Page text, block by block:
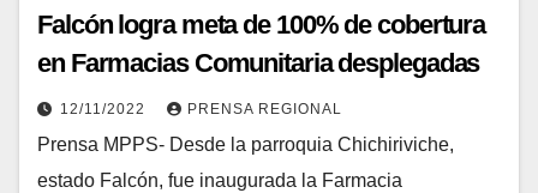
Falcón logra meta de 100% de cobertura
en Farmacias Comunitaria desplegadas
12/11/2022 PRENSA REGIONAL
Prensa MPPS- Desde la parroquia Chichiriviche,
estado Falcón, fue inaugurada la Farmacia